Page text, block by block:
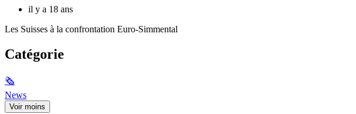
il y a 18 ans
Les Suisses à la confrontation Euro-Simmental
Catégorie
🗞
News
Voir moins